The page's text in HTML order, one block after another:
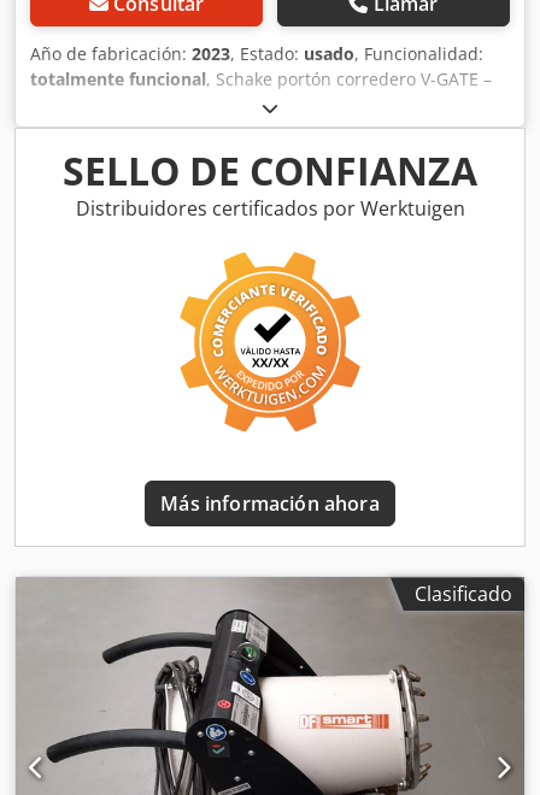
Año de fabricación: 2023, Estado: usado, Funcionalidad:
totalmente funcional, Schake portón corredero V-GATE –
portón corredero plegable V-GATE — Año de fabricación
2023 Dodpfx Asy A E E Dsmleck Usado, proveniente de la
flota profesional de alquiler de Kurt König Baumaschinen
GmbH, Einbeck. Estado & Observaciones: - Estado: Usado
de alquiler, mantenido regularmente - Funcionamiento:
próximamente — contáctenos para fotos actuales si está
interesado - Inspección posible en 37574 Einbeck previa
cita Precio: 8.500 EUR más IVA | EXW Einbeck | Entrega
SELLO DE CONFIANZA
Distribuidores certificados por Werktuigen
Más información ahora
Clasificado